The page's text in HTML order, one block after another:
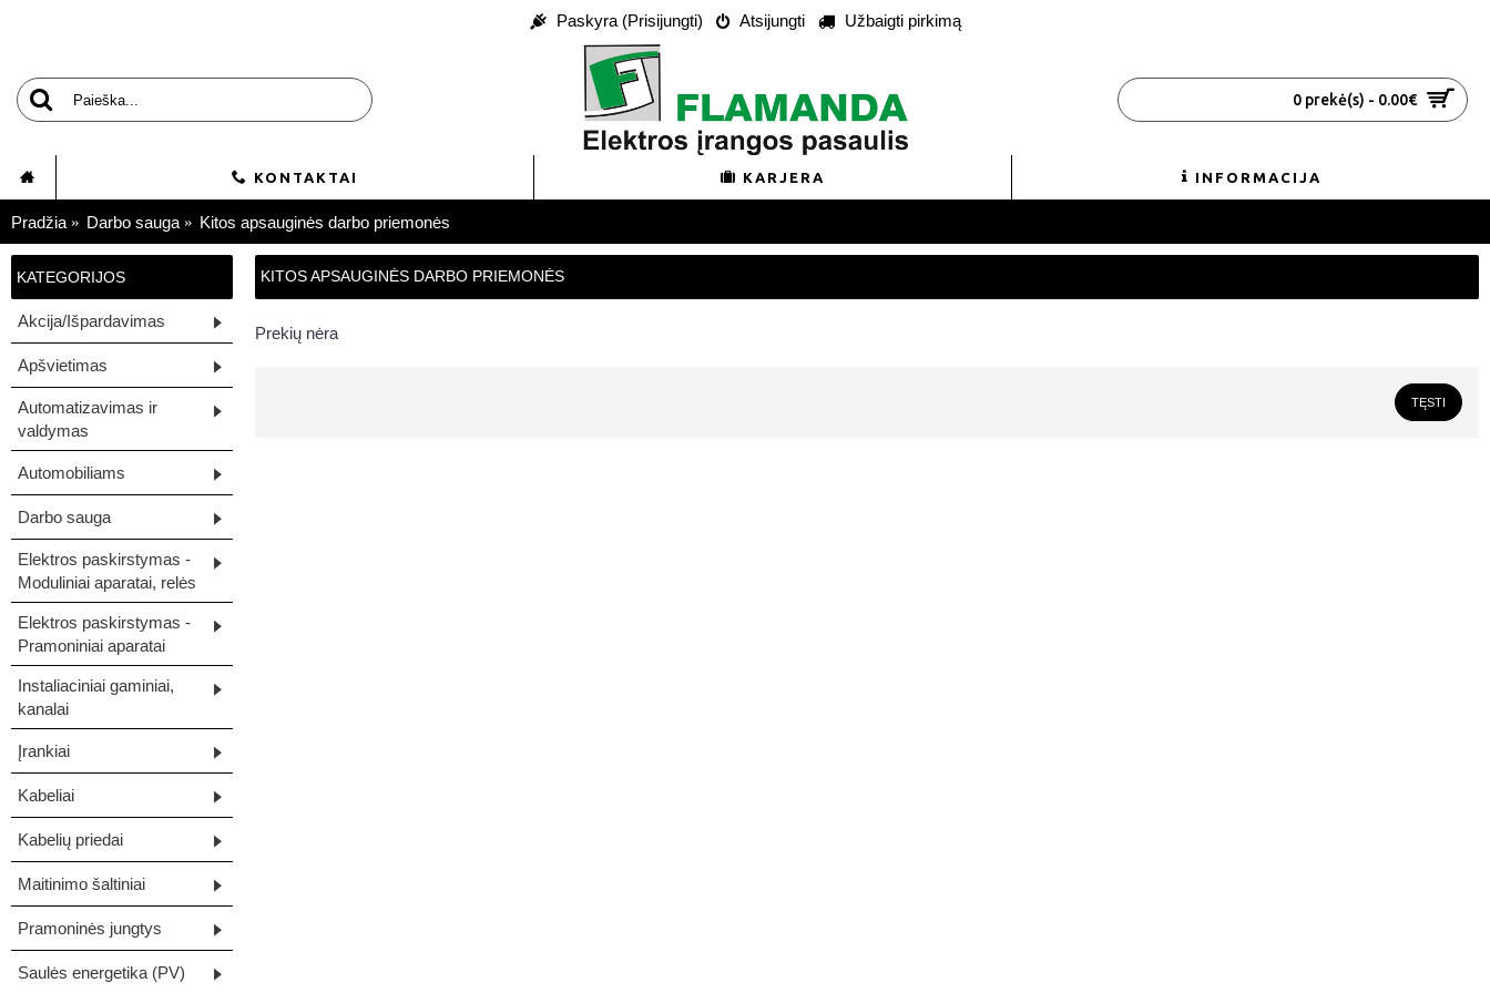
Paskyra (Prisijungti) Atsijungti Užbaigti pirkimą
0 prekė(s) - 0.00€
KONTAKTAI KARJERA INFORMACIJA
Pradžia Darbo sauga Kitos apsauginės darbo priemonės
KATEGORIJOS
Akcija/Išpardavimas
Apšvietimas
Automatizavimas ir
valdymas
Automobiliams
Darbo sauga
Elektros paskirstymas -
Moduliniai aparatai, relės
Elektros paskirstymas -
Pramoniniai aparatai
Instaliaciniai gaminiai,
kanalai
Įrankiai
Kabeliai
Kabelių priedai
Maitinimo šaltiniai
Pramoninės jungtys
Saulės energetika (PV)
KITOS APSAUGINĖS DARBO PRIEMONĖS
Prekių nėra
TĘSTI